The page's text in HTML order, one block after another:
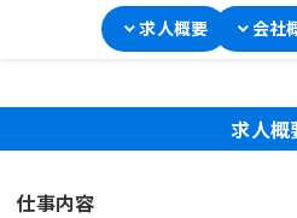
求人概要 会社
求人概
仕事内容